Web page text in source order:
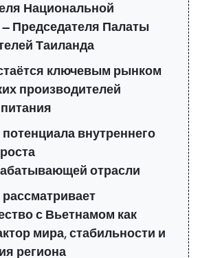
Национальной
Председателя Палаты
Таиланда
ключевым рынком
производителей
внутреннего
отрасли
с Вьетнамом как
мира, стабильности и
региона